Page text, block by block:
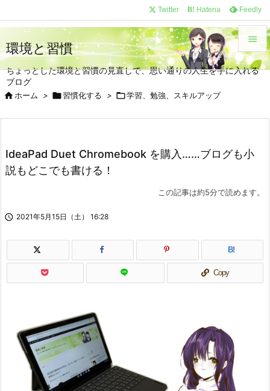
環境と習慣
ちょっとした環境と習慣の見直しで、思い通りの人生を手に入れる
ブログ


メニュ


検索
Twitter B! Hatena Feedly
ホーム > 習慣化する > 学習、勉強、スキルアップ
IdeaPad Duet Chromebook を購入……ブログも小
説もどこでも書ける！
この記事は約5分で読めます。
 2021年5月15日（土） 16:28
B!
Copy